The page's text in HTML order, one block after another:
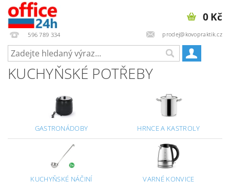
596 789 334 prodej@kovopraktik.cz
0 Kč
KUCHYŇSKÉ POTŘEBY
GASTRONÁDOBY HRNCE A KASTROLY
KUCHYŇSKÉ NÁČINÍ VARNÉ KONVICE